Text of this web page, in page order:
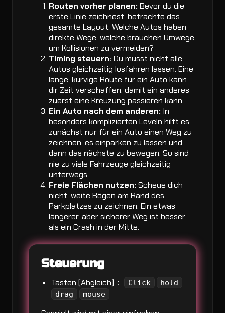
Routen vorher planen: Bevor du die
erste Linie zeichnest, betrachte das
gesamte Layout. Welche Autos haben
direkte Wege, welche brauchen Umwege,
um Kollisionen zu vermeiden?
Timing steuern: Du musst nicht alle
Autos gleichzeitig losfahren lassen. Eine
lange, kurvige Route für ein Auto kann
dir Zeit verschaffen, damit ein anderes
zuerst eine Kreuzung passieren kann.
Ein Auto nach dem anderen: In
besonders komplizierten Leveln hilft es,
zunächst nur für ein Auto einen Weg zu
zeichnen, es einparken zu lassen und
dann das nächste zu bewegen. So sind
nie zu viele Fahrzeuge gleichzeitig
unterwegs.
Freie Flächen nutzen: Scheue dich
nicht, weite Bögen am Rand des
Parkplatzes zu zeichnen. Ein etwas
längerer, aber sicherer Weg ist besser
als ein Crash in der Mitte.
Steuerung
Tasten (Abgleich)： Click
hold
drag
mouse